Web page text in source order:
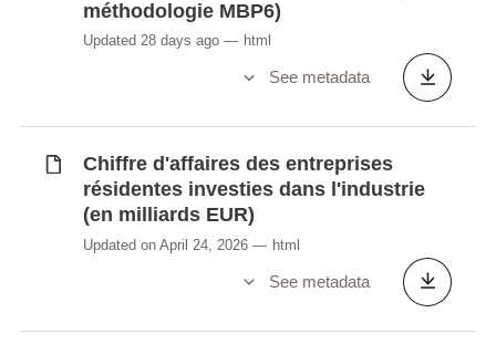
selon le principe directionnel étendu (en
millions d'euros ; 4e définition de référence
luxembourgeoise) par branches
économiques investissantes (en millions
EUR)
Résultats nets, dividendes et bénéfices
réinvestis (proportionnels à la part
méthodologie MBP6)
Updated 28 days ago html
See metadata
Chiffre d'affaires des entreprises
résidentes investies dans l'industrie
(en milliards EUR)
Updated on April 24, 2026 html
See metadata